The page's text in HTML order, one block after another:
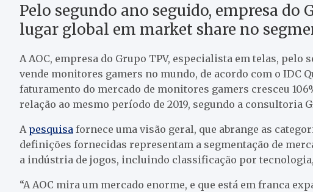
Pelo segundo ano seguido, empresa
lugar global em market share no
A AOC, empresa do Grupo TPV, especialista em telas, pelo
vende monitores gamers no mundo, de acordo com o IDC
faturamento do mercado de monitores gamers cresceu
relação ao mesmo período de 2019, segundo a consultoria
A pesquisa fornece uma visão geral, que abrange as
definições fornecidas representam a segmentação de
a indústria de jogos, incluindo classificação por
“A AOC mira um mercado enorme, e que está em franca